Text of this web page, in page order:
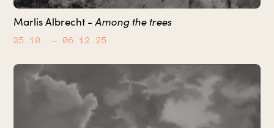
Marlis Albrecht -Among the trees
25.10. – 06.12.25